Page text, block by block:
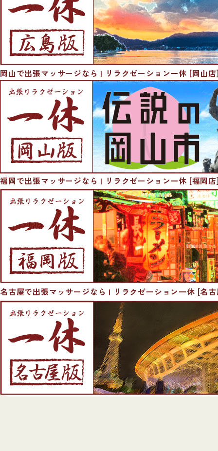
岡山で出張マッサージなら | リラクゼーション一休 [岡山
福岡で出張マッサージなら | リラクゼーション一休 [福岡
名古屋で出張マッサージなら | リラクゼーション一休 [名